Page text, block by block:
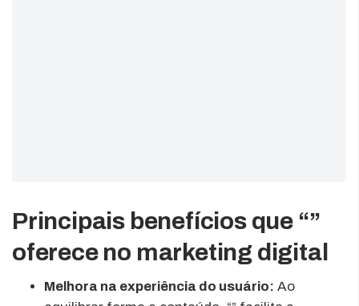
Principais benefícios que “”
oferece no marketing digital
Melhora na experiência do usuário: Ao